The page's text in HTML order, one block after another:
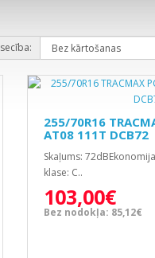
255/70R16
AT08 111T DCB72
Skaļums:
klase: C..
103,00€
Bez nodokļa: 85,12€